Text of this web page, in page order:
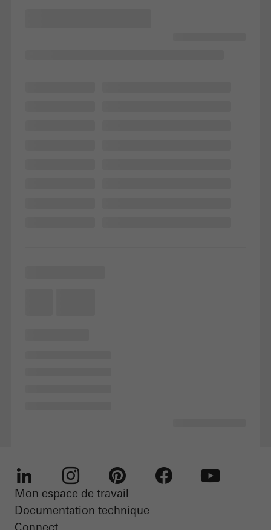
LinkedIn Instagram Pinterest
Mon espace de travail
Documentation technique